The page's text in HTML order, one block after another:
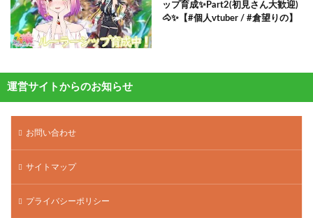
ップ育成✨Part2(初見さん大歓迎)
🐴✨【#個人vtuber / #倉望りの】
運営サイトからのお知らせ
お問い合わせ
サイトマップ
プライバシーポリシー